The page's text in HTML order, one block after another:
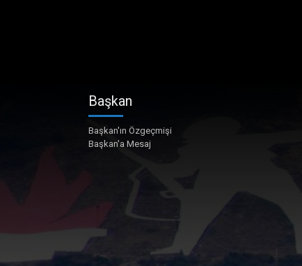
Başkan
Başkan'ın Özgeçmişi
Başkan'a Mesaj